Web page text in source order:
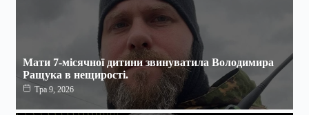
Мати 7-місячної дитини звинуватила Володимира
Ращука в нещирості.
Тра 9, 2026